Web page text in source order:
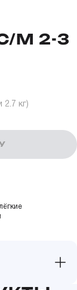
М 2-3
2.7 кг)